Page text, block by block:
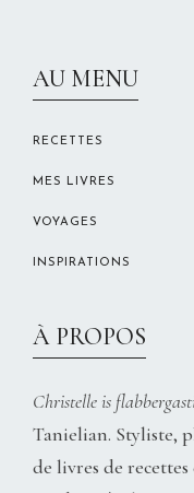
AU MENU
RECETTES
MES LIVRES
VOYAGES
INSPIRATIONS
À PROPOS
Christelle is
Tanielian. Styliste,
de livres de